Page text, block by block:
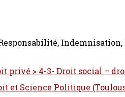
privé > 4-3- Droit social –
et Science Politique